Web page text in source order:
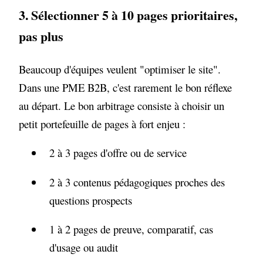
3. Sélectionner 5 à 10 pages prioritaires,
pas plus
Beaucoup d'équipes veulent "optimiser le site".
Dans une PME B2B, c'est rarement le bon réflexe
au départ. Le bon arbitrage consiste à choisir un
petit portefeuille de pages à fort enjeu :
2 à 3 pages d'offre ou de service
2 à 3 contenus pédagogiques proches des
questions prospects
1 à 2 pages de preuve, comparatif, cas
d'usage ou audit